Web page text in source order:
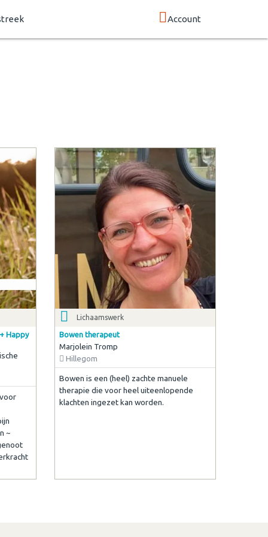
Account
Happy
~
Lichaamswerk
Bowen therapeut
Marjolein Tromp
Hillegom
Bowen is een (heel) zachte manuele
therapie die voor heel uiteenlopende
klachten ingezet kan worden.